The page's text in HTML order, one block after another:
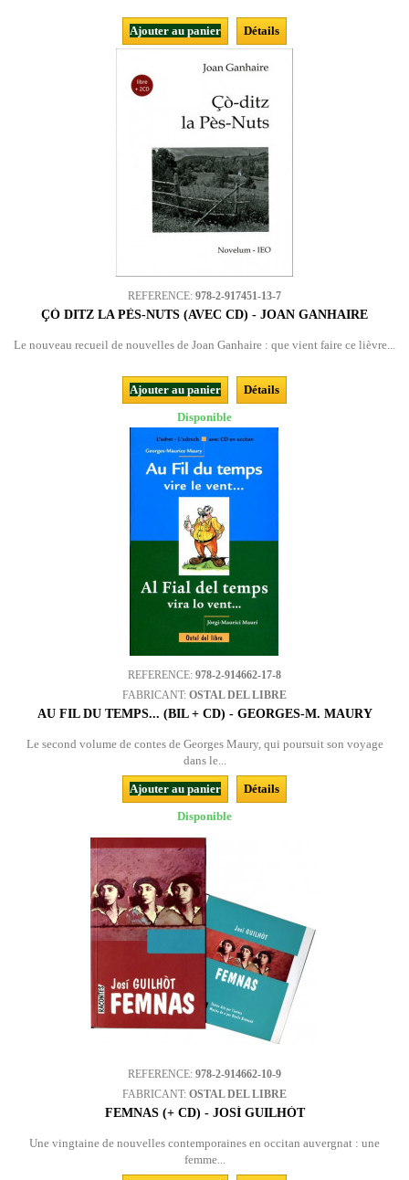
Ajouter au panier Détails
REFERENCE: 978-2-917451-13-7
ÇÒ DITZ LA PÈS-NUTS (AVEC CD) - JOAN GANHAIRE
Le nouveau recueil de nouvelles de Joan Ganhaire : que vient faire ce lièvre...
Ajouter au panier
Détails
Disponible
REFERENCE: 978-2-914662-17-8
FABRICANT: OSTAL DEL LIBRE
AU FIL DU TEMPS... (BIL + CD) - GEORGES-M. MAURY
Le second volume de contes de Georges Maury, qui poursuit son voyage
dans le...
Ajouter au panier
Détails
Disponible
REFERENCE: 978-2-914662-10-9
FABRICANT: OSTAL DEL LIBRE
FEMNAS (+ CD) - JOSÍ GUILHÒT
Une vingtaine de nouvelles contemporaines en occitan auvergnat : une
femme...